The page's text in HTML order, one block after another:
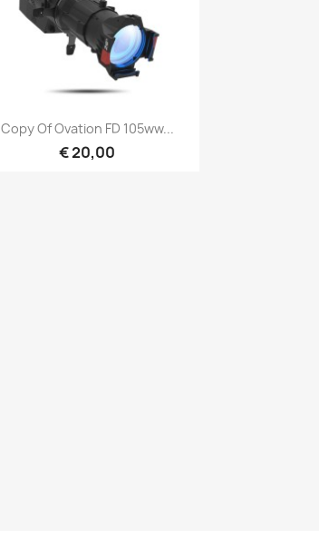
Snel bekijken
Copy Of Ovation FD 105ww...
€ 20,00